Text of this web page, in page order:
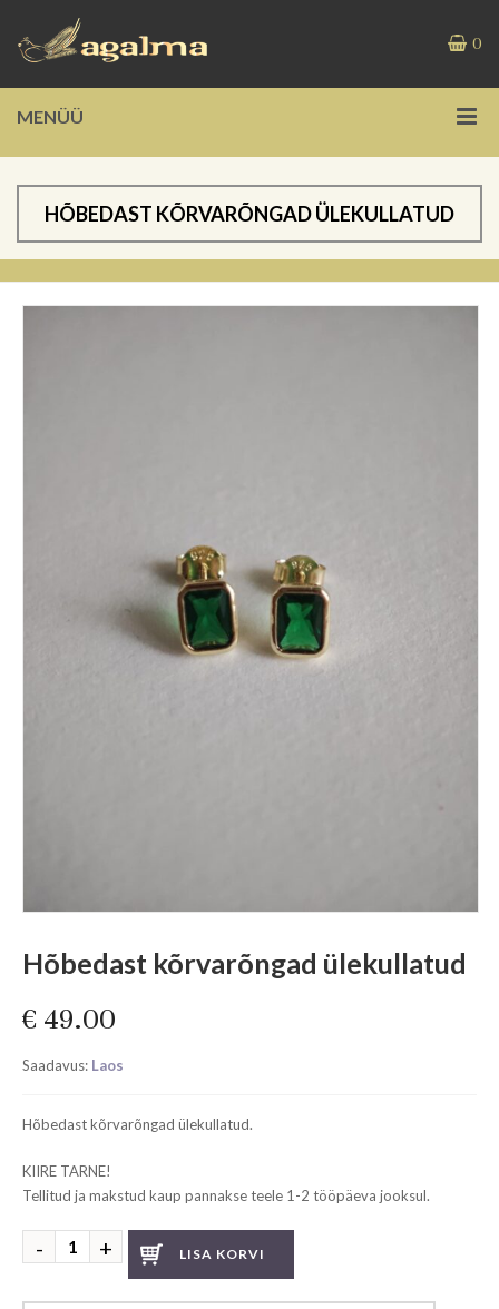
0
MENÜÜ
HÕBEDAST KÕRVARÕNGAD ÜLEKULLATUD
Hõbedast kõrvarõngad ülekullatud
€ 49.00
Saadavus: Laos
Hõbedast kõrvarõngad ülekullatud.
KIIRE TARNE!
Tellitud ja makstud kaup pannakse teele 1-2 tööpäeva jooksul.
Hõbedast
kõrvarõngad
LISA KORVI